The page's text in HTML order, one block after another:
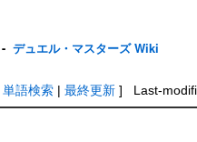
- デュエル・マスターズ Wiki
単語検索| 最終更新] Last-